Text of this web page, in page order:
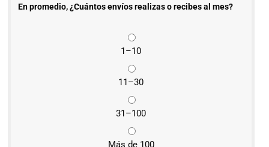
En promedio, ¿Cuántos envíos realizas o recibes al mes?
1–10
11–30
31–100
Más de 100